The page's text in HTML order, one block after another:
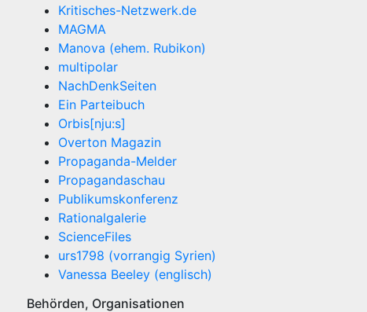
Kritisches-Netzwerk.de
MAGMA
Manova (ehem. Rubikon)
multipolar
NachDenkSeiten
Ein Parteibuch
Orbis[nju:s]
Overton Magazin
Propaganda-Melder
Propagandaschau
Publikumskonferenz
Rationalgalerie
ScienceFiles
urs1798 (vorrangig Syrien)
Vanessa Beeley (englisch)
Behörden, Organisationen